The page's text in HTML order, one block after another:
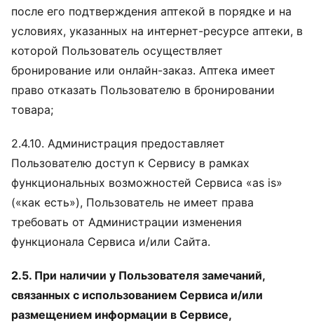
после его подтверждения аптекой в порядке и на
условиях, указанных на интернет-ресурсе аптеки, в
которой Пользователь осуществляет
бронирование или онлайн-заказ. Аптека имеет
право отказать Пользователю в бронировании
товара;
2.4.10. Администрация предоставляет
Пользователю доступ к Сервису в рамках
функциональных возможностей Сервиса «as is»
(«как есть»), Пользователь не имеет права
требовать от Администрации изменения
функционала Сервиса и/или Сайта.
2.5. При наличии у Пользователя замечаний,
связанных с использованием Сервиса и/или
размещением информации в Сервисе,